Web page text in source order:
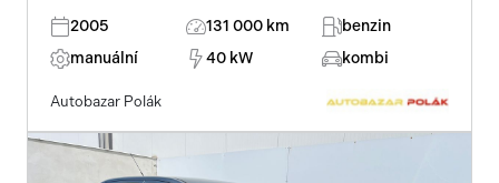
2005 131 000 km
benzin
manuální
40 kW kombi
Autobazar Polák